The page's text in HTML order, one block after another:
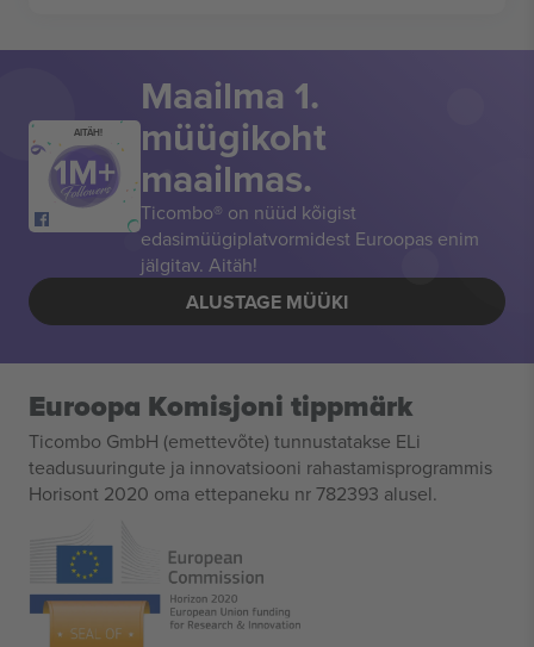
AITÄH!
Maailma 1.
müügikoht
maailmas.
Ticombo® on nüüd kõigist
edasimüügiplatvormidest Euroopas enim
jälgitav. Aitäh!
ALUSTAGE MÜÜKI
Euroopa Komisjoni tippmärk
Ticombo GmbH (emettevõte) tunnustatakse ELi
teadusuuringute ja innovatsiooni rahastamisprogrammis
Horisont 2020 oma ettepaneku nr 782393 alusel.